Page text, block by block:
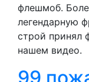
флешмоб.
легендарную
строй принял
нашем видео.